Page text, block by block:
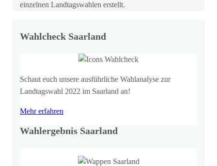
einzelnen Landtagswahlen erstellt.
Wahlcheck Saarland
Schaut euch unsere ausführliche Wahlanalyse zur
Landtagswahl 2022 im Saarland an!
Mehr erfahren
Wahlergebnis Saarland